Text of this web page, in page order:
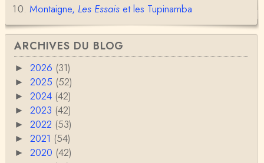
Montaigne, Les Essaiset les Tupinamba
ARCHIVES DU BLOG
► 2026 (31)
► 2025 (52)
► 2024 (42)
► 2023 (42)
► 2022 (53)
► 2021 (54)
► 2020 (42)